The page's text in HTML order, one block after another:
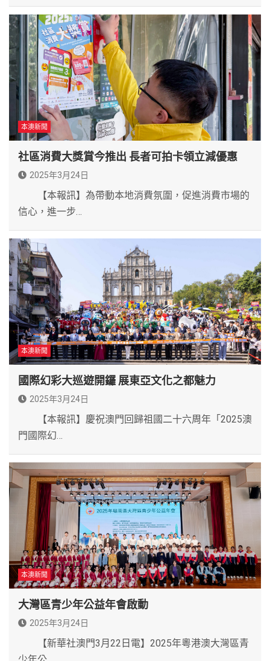
本澳新聞
社區消費大獎賞今推出 長者可拍卡領立減優惠
2025年3月24日
【本報訊】為帶動本地消費氛圍，促進消費市場的
信心，進一步…
本澳新聞
國際幻彩大巡遊開鑼 展東亞文化之都魅力
2025年3月24日
【本報訊】慶祝澳門回歸祖國二十六周年「2025澳
門國際幻…
本澳新聞
大灣區青少年公益年會啟動
2025年3月24日
【新華社澳門3月22日電】2025年粵港澳大灣區青